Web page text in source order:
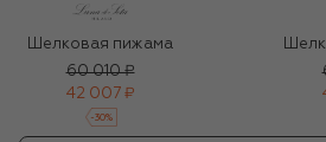
Шелковая пижама
60 010 ₽
42 007 ₽
-30%